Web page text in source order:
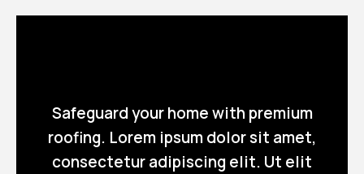
Safeguard your home with premium
roofing. Lorem ipsum dolor sit amet,
consectetur adipiscing elit. Ut elit